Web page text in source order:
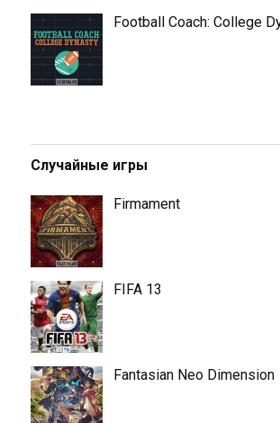
Football Coach: College
Случайные игры
Firmament
FIFA 13
Fantasian Neo Dimension